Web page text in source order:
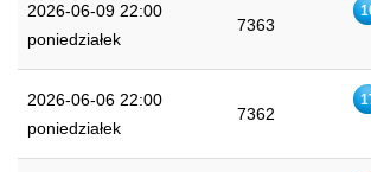
2026-06-09 22:00
poniedziałek
7363
2026-06-06 22:00
poniedziałek
7362